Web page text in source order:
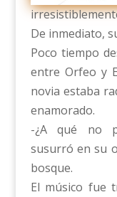
De inmediato,
Poco tiempo
entre Orfeo y
novia estaba
enamorado.
-¿A qué no
susurró en su
bosque.
El músico fue